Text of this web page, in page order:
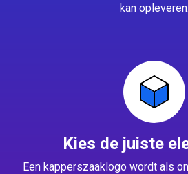
kan opleveren.
Kies de juiste
Een kapperszaaklogo wordt als